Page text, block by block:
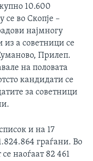
10.600
се во Скопје –
најмногу
а советници се
Прилеп.
на половата
кандидати се
за советници
и на 17
граѓани. Во
наоѓаат 82 461